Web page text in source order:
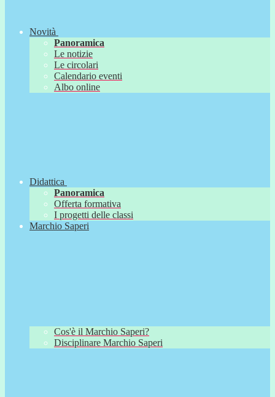
Novità
Panoramica
Le notizie
Le circolari
Calendario eventi
Albo online
Didattica
Panoramica
Offerta formativa
I progetti delle classi
Marchio Saperi
Cos'è il Marchio Saperi?
Disciplinare Marchio Saperi